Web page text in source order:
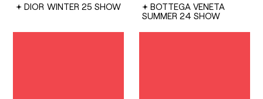
DIOR WINTER 25 SHOW
BOTTEGA VENETA
SUMMER 24 SHOW